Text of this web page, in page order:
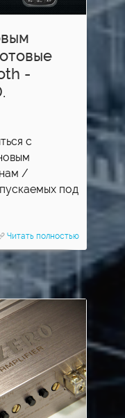
-
с
/
под
Читать полностью